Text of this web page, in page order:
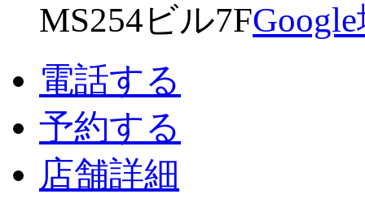
MS254ビル7F
電話する
予約する
店舗詳細